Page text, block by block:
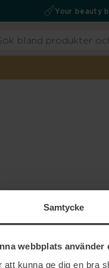
Samtycke
webbplats använder
att kunna ge dig en bra
Your beauty
beat.